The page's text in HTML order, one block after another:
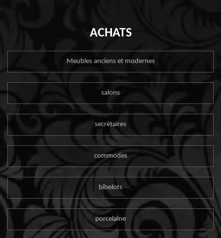
ACHATS
Meubles anciens et modernes
salons
secrétaires
commodes
bibelots
porcelaine